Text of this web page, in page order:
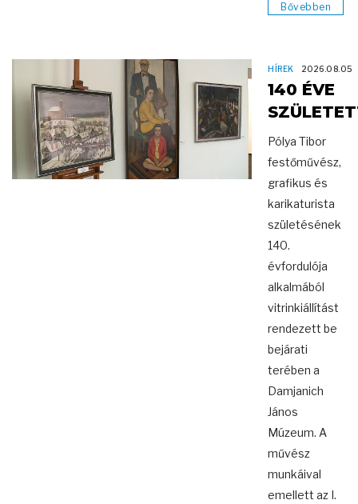
Bővebben
HÍREK 2026.08.05
140 ÉVE
Pólya Tibor
festőművész,
grafikus és
karikaturista
születésének
140.
évfordulója
alkalmából
vitrinkiállítást
rendezett be
bejárati
terében a
Damjanich
János
Múzeum. A
művész
munkáival
emellett az I.